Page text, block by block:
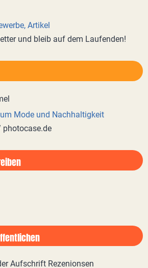
Artikel
und bleib auf dem Laufenden!
Mode und Nachhaltigkeit